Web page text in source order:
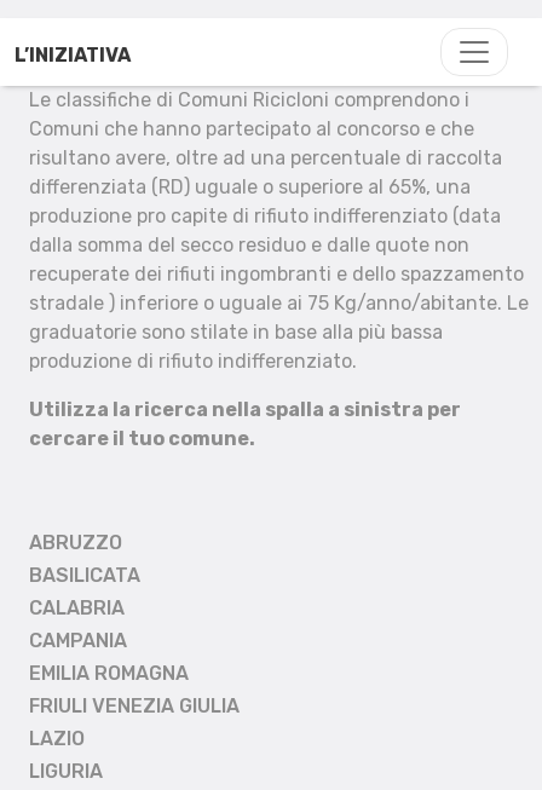
L’INIZIATIVA
Le classifiche di Comuni Ricicloni comprendono i
Comuni che hanno partecipato al concorso e che
risultano avere, oltre ad una percentuale di raccolta
differenziata (RD) uguale o superiore al 65%, una
produzione pro capite di rifiuto indifferenziato (data
dalla somma del secco residuo e dalle quote non
recuperate dei rifiuti ingombranti e dello spazzamento
stradale ) inferiore o uguale ai 75 Kg/anno/abitante. Le
graduatorie sono stilate in base alla più bassa
produzione di rifiuto indifferenziato.
Utilizza la ricerca nella spalla a sinistra per
cercare il tuo comune.
ABRUZZO
BASILICATA
CALABRIA
CAMPANIA
EMILIA ROMAGNA
FRIULI VENEZIA GIULIA
LAZIO
LIGURIA